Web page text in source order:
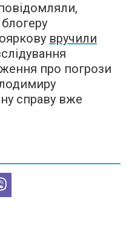
вручили
про погрози
справу вже